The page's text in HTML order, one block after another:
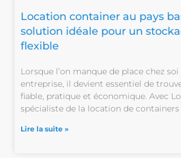
Location container au pays
solution idéale pour un
flexible
Lorsque l’on manque de place chez
entreprise, il devient essentiel de
fiable, pratique et économique. Avec
spécialiste de la location de containers
Lire la suite »